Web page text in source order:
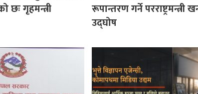
छः गृहमन्त्री
रूपान्तरण गर्ने परराष्ट्रमन्त्री
उद्घोष